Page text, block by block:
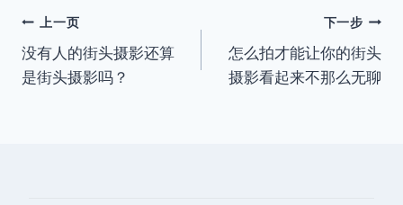
文
章
上一页
没有人的街头摄影还算
是街头摄影吗？
下一步
怎么拍才能让你的街头
摄影看起来不那么无聊